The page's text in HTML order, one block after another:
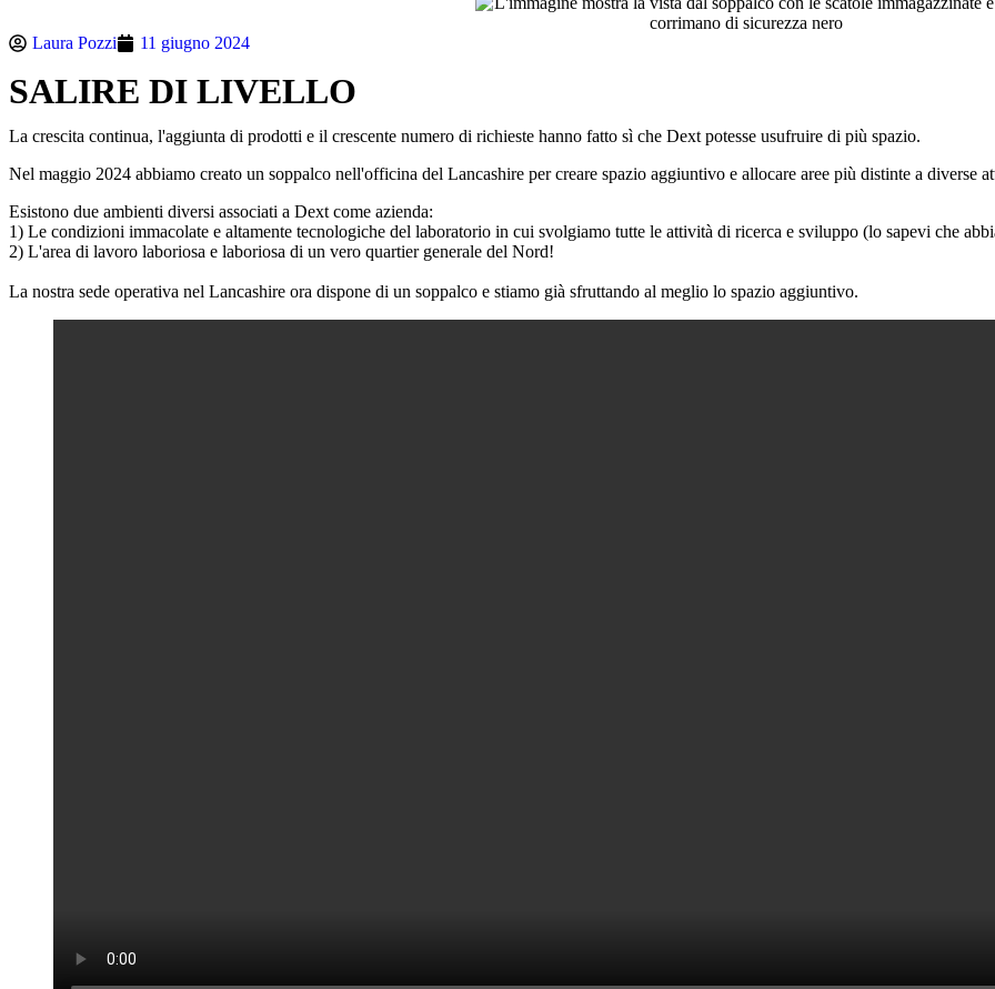
Laura Pozzi 11 giugno 2024
SALIRE DI LIVELLO
La crescita continua, l'aggiunta di prodotti e il crescente numero di richieste hanno fatto sì che Dext potesse usufruire di più spazio.
Nel maggio 2024 abbiamo creato un soppalco nell'officina del Lancashire per creare spazio aggiuntivo e allocare aree più distinte a diverse
Esistono due ambienti diversi associati a Dext come azienda:
1) Le condizioni immacolate e altamente tecnologiche del laboratorio in cui svolgiamo tutte le attività di ricerca e sviluppo (lo sapevi che
2) L'area di lavoro laboriosa e laboriosa di un vero quartier generale del Nord!
La nostra sede operativa nel Lancashire ora dispone di un soppalco e stiamo già sfruttando al meglio lo spazio aggiuntivo.